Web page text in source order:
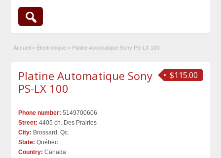
Accueil » Électronique » Platine Automatique Sony PS-LX 100
$115.00
Platine Automatique Sony
PS-LX 100
Phone number: 5149700606
Street: 4405 ch. Des Prairies
City: Brossard, Qc.
State: Québec
Country: Canada